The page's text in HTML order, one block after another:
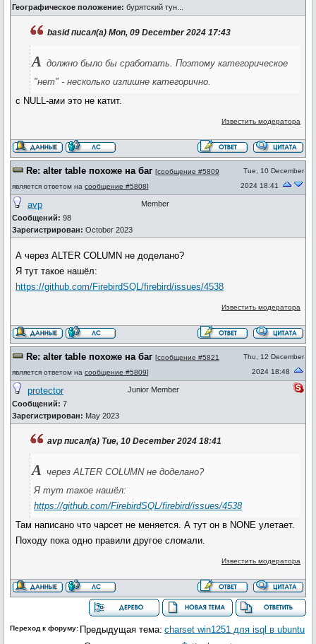
Географическое положение: бурятский тун...
basid писал(а) Mon, 09 December 2024 17:43
А должно было бы сработать. Поэтому категорическое
"нет" - несколько излишне категорично.
с NULL-ами это не катит.
Известить модератора
Re: alter table похоже на баг [сообщение #5809
является ответом на сообщение #5808]
Tue, 10 December
2024 18:41
avp
Сообщений: 98
Зарегистрирован: October 2023
Member
А через ALTER COLUMN не доделано?
Я тут такое нашёл:
https://github.com/FirebirdSQL/firebird/issues/4538
Известить модератора
Re: alter table похоже на баг [сообщение #5821
является ответом на сообщение #5809]
Thu, 12 December
2024 18:48
protector
Сообщений: 7
Зарегистрирован: May 2023
Junior Member
avp писал(а) Tue, 10 December 2024 18:41
А через ALTER COLUMN не доделано?
Я тут такое нашёл:
https://github.com/FirebirdSQL/firebird/issues/4538
Там написано что чарсет не меняется. А тут он в NONE улетает.
Походу пока одно правили другое сломали.
Известить модератора
Предыдущая тема: charset win1251 для isql в ubuntu
Переход к форуму: